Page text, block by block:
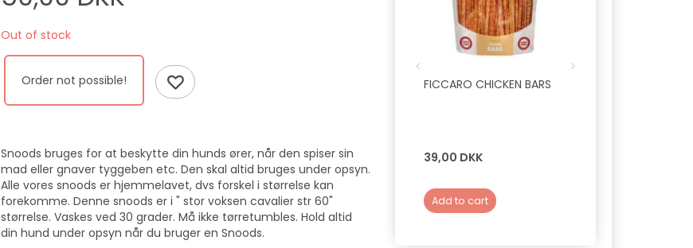
Out of stock
Order not possible!
Snoods bruges for at beskytte din hunds ører, når den spiser sin
mad eller gnaver tyggeben etc. Den skal altid bruges under opsyn.
Alle vores snoods er hjemmelavet, dvs forskel i størrelse kan
forekomme. Denne snoods er i " stor voksen cavalier str 60"
størrelse. Vaskes ved 30 grader. Må ikke tørretumbles. Hold altid
din hund under opsyn når du bruger en Snoods.
FICCARO CHICKEN BARS
39,00 DKK
Add to cart